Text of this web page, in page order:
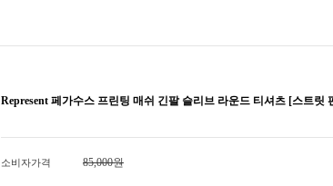
Represent 페가수스 프린팅 매쉬 긴팔 슬리브 라운드 티셔츠 [스트릿
소비자가격 85,000원